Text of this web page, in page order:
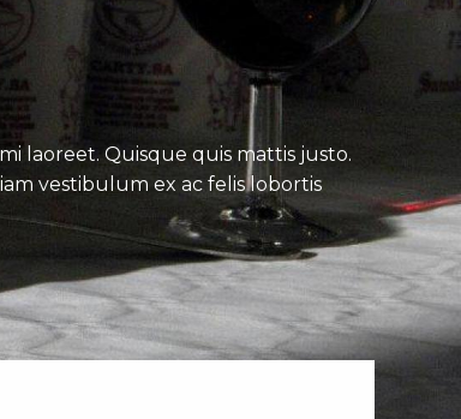
laoreet. Quisque quis mattis justo.
vestibulum ex ac felis lobortis